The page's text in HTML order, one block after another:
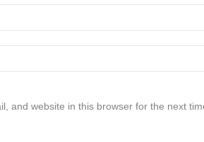
and website in this browser for the next